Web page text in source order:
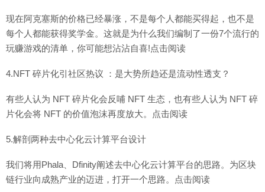
现在阿克塞斯的价格已经暴涨，不是每个人都能买得起，也不是
每个人都能获得奖学金。这就是为什么我们编制了一份7个流行的
玩赚游戏的清单，你可能想沾沾自喜!点击阅读
4.NFT 碎片化引社区热议 ：是大势所趋还是流动性透支？
有些人认为 NFT 碎片化会反哺 NFT 生态，也有些人认为 NFT 碎
片化会将 NFT 的价值泡沫再度放大。点击阅读
5.解剖两种去中心化云计算平台设计
我们将用Phala、Dfinity阐述去中心化云计算平台的思路。为区块
链行业向成熟产业的迈进，打开一个思路。点击阅读